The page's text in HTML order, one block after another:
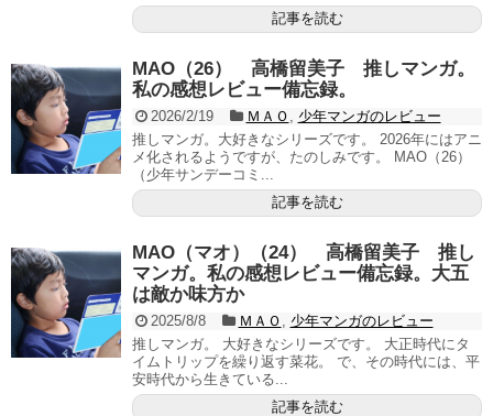
記事を読む
MAO（26） 高橋留美子 推しマンガ。
私の感想レビュー備忘録。
2026/2/19 ＭＡＯ
少年マンガのレビュー
推しマンガ。大好きなシリーズです。 2026年にはアニ
メ化されるようですが、たのしみです。 MAO（26）
（少年サンデーコミ...
記事を読む
MAO（マオ）（24） 高橋留美子 推し
マンガ。私の感想レビュー備忘録。大五
は敵か味方か
2025/8/8 ＭＡＯ
少年マンガのレビュー
推しマンガ。 大好きなシリーズです。 大正時代にタ
イムトリップを繰り返す菜花。 で、その時代には、平
安時代から生きている...
記事を読む